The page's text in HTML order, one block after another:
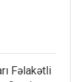
Fəlakətli